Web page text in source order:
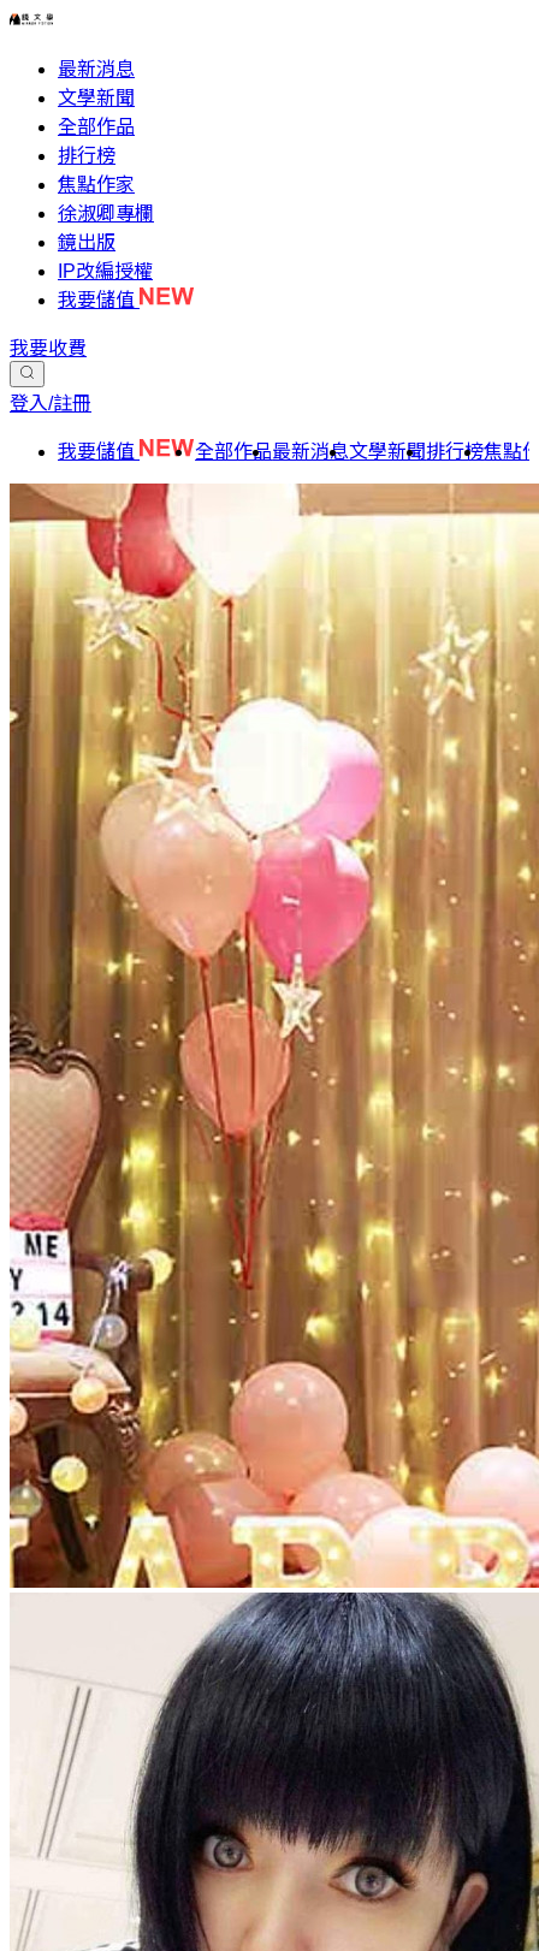
最新消息
文學新聞
全部作品
排行榜
焦點作家
徐淑卿專欄
鏡出版
IP改編授權
我要儲值
我要收費
登入/註冊
我要儲值 全部作品最新消息文學新聞排行榜焦點